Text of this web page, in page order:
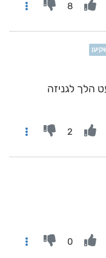
8
הלך לגניזה
2
0